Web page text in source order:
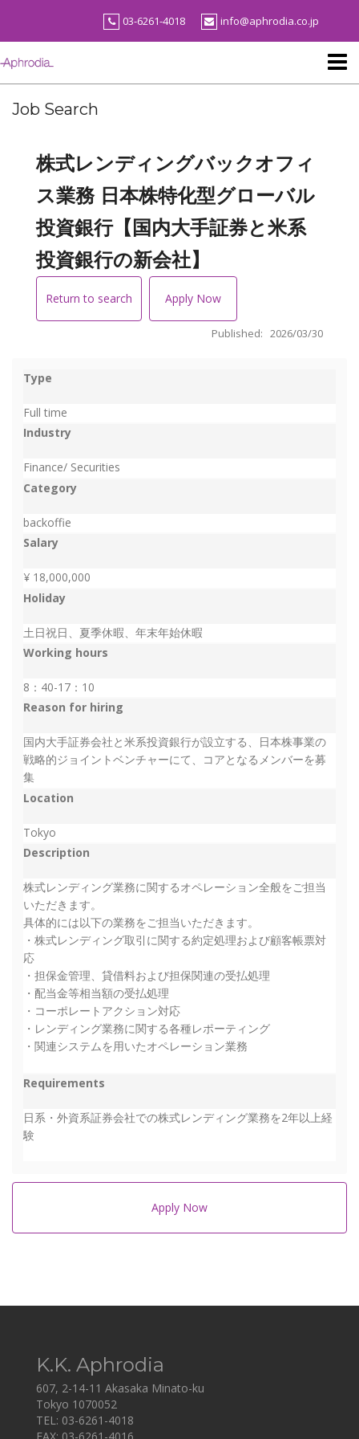
content
03-6261-4018 info@aphrodia.co.jp
Job Search
株式レンディングバックオフィ
ス業務 日本株特化型グローバル
投資銀行【国内大手証券と米系
投資銀行の新会社】
Return to search Apply Now
Published: 2026/03/30
Type
Full time
Industry
Finance/ Securities
Category
backoffie
Salary
¥ 18,000,000
Holiday
土日祝日、夏季休暇、年末年始休暇
Working hours
8：40-17：10
Reason for hiring
国内大手証券会社と米系投資銀行が設立する、日本株事業の
戦略的ジョイントベンチャーにて、コアとなるメンバーを募
集
Location
Tokyo
Description
株式レンディング業務に関するオペレーション全般をご担当
いただきます。
具体的には以下の業務をご担当いただきます。
・株式レンディング取引に関する約定処理および顧客帳票対
応
・担保金管理、貸借料および担保関連の受払処理
・配当金等相当額の受払処理
・コーポレートアクション対応
・レンディング業務に関する各種レポーティング
・関連システムを用いたオペレーション業務
Requirements
日系・外資系証券会社での株式レンディング業務を2年以上経
験
Apply Now
K.K. Aphrodia
607, 2-14-11 Akasaka Minato-ku
Tokyo 1070052
TEL: 03-6261-4018